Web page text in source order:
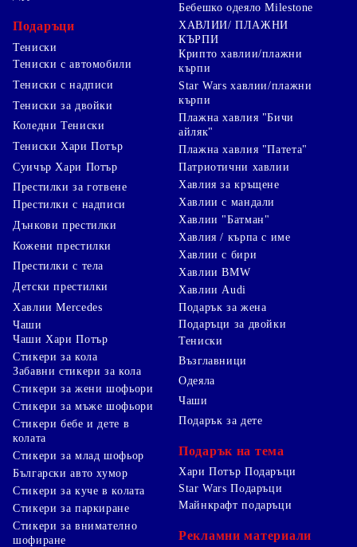
Подаръци
Тениски
Тениски с автомобили
Тениски с надписи
Тениски за двойки
Коледни Тениски
Тениски Хари Потър
Суичър Хари Потър
Престилки за готвене
Престилки с надписи
Дънкови престилки
Кожени престилки
Престилки с тела
Детски престилки
Бебешко одеяло Milestone
ХАВЛИИ/ ПЛАЖНИ
КЪРПИ
Крипто хавлии/плажни
кърпи
Star Wars хавлии/плажни
кърпи
Плажна хавлия "Бичи
айляк"
Плажна хавлия "Патета"
Патриотични хавлии
Хавлия за кръщене
Хавлии с мандали
Хавлии "Батман"
Хавлия / кърпа с име
Хавлии с бири
Хавлии BMW
Хавлии Audi
Хавлии Mercedes
Чаши
Чаши Хари Потър
Стикери за кола
Забавни стикери за кола
Стикери за жени шофьори
Стикери за мъже шофьори
Стикери бебе и дете в
колата
Стикери за млад шофьор
Български авто хумор
Стикери за куче в колата
Стикери за паркиране
Стикери за внимателно
шофиране
Подарък за жена
Подаръци за двойки
Тениски
Възглавници
Одеяла
Чаши
Подарък за дете
Подарък на тема
Хари Потър Подаръци
Star Wars Подаръци
Майнкрафт подаръци
Рекламни материали